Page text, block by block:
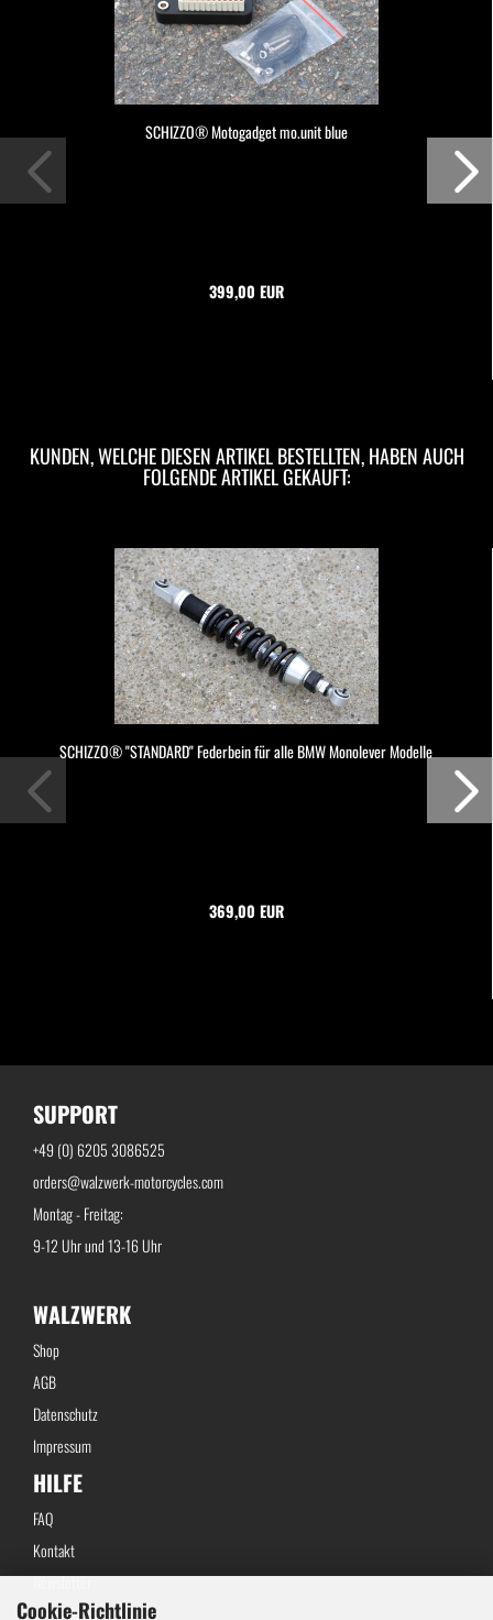
Cookie-Richtlinie
SCHIZZO® Motogadget mo.unit blue
399,00 EUR
KUNDEN, WELCHE DIESEN ARTIKEL BESTELLTEN, HABEN AUCH
FOLGENDE ARTIKEL GEKAUFT:
SCHIZZO® "STANDARD" Federbein für alle BMW Monolever Modelle
369,00 EUR
SUPPORT
+49 (0) 6205 3086525
orders@walzwerk-motorcycles.com
Montag - Freitag:
9-12 Uhr und 13-16 Uhr
WALZWERK
Shop
AGB
Datenschutz
Impressum
HILFE
FAQ
Kontakt
Newsletter
Widerrufsbelehrung